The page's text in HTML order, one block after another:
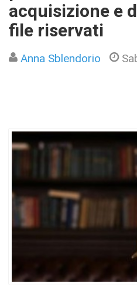
acquisizione e
file riservati
Anna Sblendorio